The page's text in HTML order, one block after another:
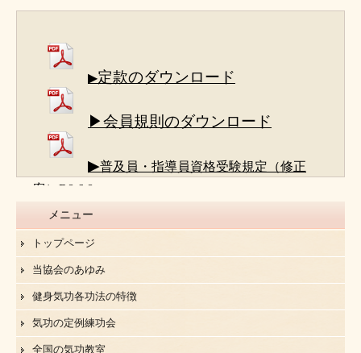
▶定款のダウンロード
▶会員規則のダウンロード
▶普及員・指導員資格受験規定（修正
案）R8.6.8
メニュー
トップページ
当協会のあゆみ
健身気功各功法の特徴
気功の定例練功会
全国の気功教室